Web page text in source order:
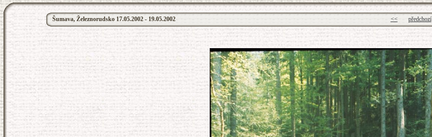
Šumava, Železnorudsko 17.05.2002 - 19.05.2002 << předchozí